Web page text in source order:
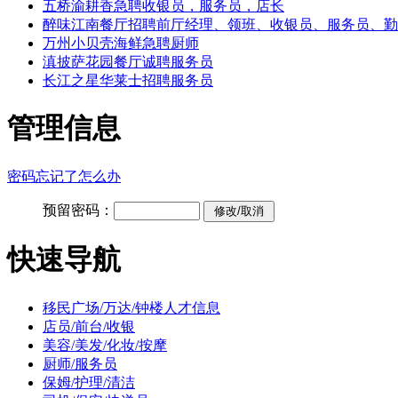
五桥渝耕香急聘收银员，服务员，店长
醉味江南餐厅招聘前厅经理、领班、收银员、服务员、
万州小贝壳海鲜急聘厨师
滇披萨花园餐厅诚聘服务员
长江之星华莱士招聘服务员
管理信息
密码忘记了怎么办
预留密码：
快速导航
移民广场/万达/钟楼人才信息
店员/前台/收银
美容/美发/化妆/按摩
厨师/服务员
保姆/护理/清洁